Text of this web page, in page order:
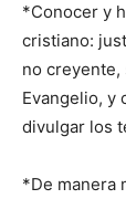
*Conocer y
cristiano:
no creyente,
Evangelio, y
divulgar los
*De manera